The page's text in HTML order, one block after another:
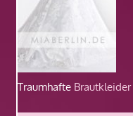
Traumhafte Brautkleider